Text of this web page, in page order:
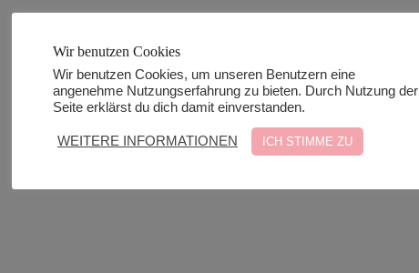
Wir benutzen Cookies
Wir benutzen Cookies, um unseren Benutzern eine
angenehme Nutzungserfahrung zu bieten. Durch Nutzung der
Seite erklärst du dich damit einverstanden.
WEITERE INFORMATIONEN ICH STIMME ZU